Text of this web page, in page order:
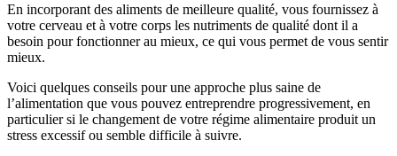
En incorporant des aliments de meilleure qualité, vous fournissez à
votre cerveau et à votre corps les nutriments de qualité dont il a
besoin pour fonctionner au mieux, ce qui vous permet de vous sentir
mieux.
Voici quelques conseils pour une approche plus saine de
l’alimentation que vous pouvez entreprendre progressivement, en
particulier si le changement de votre régime alimentaire produit un
stress excessif ou semble difficile à suivre.